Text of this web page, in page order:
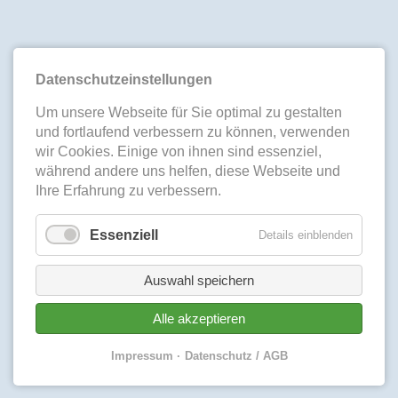
Datenschutzeinstellungen
Um unsere Webseite für Sie optimal zu gestalten
und fortlaufend verbessern zu können, verwenden
wir Cookies. Einige von ihnen sind essenziel,
während andere uns helfen, diese Webseite und
Ihre Erfahrung zu verbessern.
Essenziell Details einblenden
Auswahl speichern
Alle akzeptieren
Impressum Datenschutz / AGB